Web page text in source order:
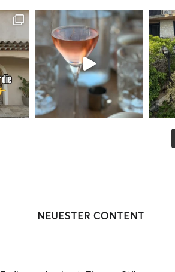
NEUESTER CONTENT